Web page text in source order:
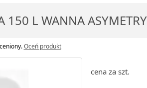
150 L WANNA
Oceń produkt
cena za szt.